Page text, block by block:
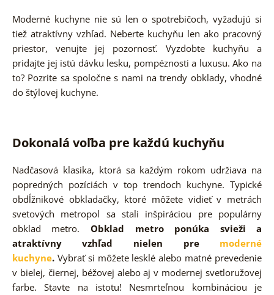
Moderné kuchyne nie sú len o spotrebičoch, vyžadujú si
tiež atraktívny vzhľad. Neberte kuchyňu len ako pracovný
priestor, venujte jej pozornosť. Vyzdobte kuchyňu a
pridajte jej istú dávku lesku, pompéznosti a luxusu. Ako na
to? Pozrite sa spoločne s nami na trendy obklady, vhodné
do štýlovej kuchyne.
Dokonalá voľba pre každú kuchyňu
Nadčasová klasika, ktorá sa každým rokom udržiava na
popredných pozíciách v top trendoch kuchyne. Typické
obdĺžnikové obkladačky, ktoré môžete vidieť v metrách
svetových metropol sa stali inšpiráciou pre populárny
obklad metro. Obklad metro ponúka svieži a
atraktívny vzhľad nielen pre moderné
kuchyne.Vybrať si môžete lesklé alebo matné prevedenie
v bielej, čiernej, béžovej alebo aj v modernej svetloružovej
farbe. Stavte na istotu! Nesmrteľnou kombináciou je